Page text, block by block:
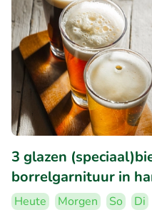
3 glazen
borrelgarnituur in
Heute Morgen So Di